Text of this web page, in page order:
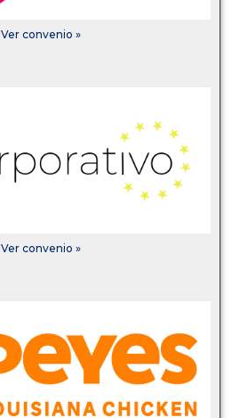
Ver convenio »
Ver convenio »